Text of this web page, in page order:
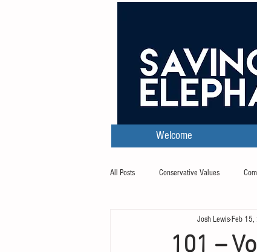
Welcome
All Posts Conservative Values
101 –
Josh LewisFeb